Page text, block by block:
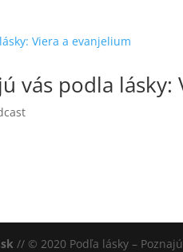
vás podla
// © 2020 Podľa lásky –